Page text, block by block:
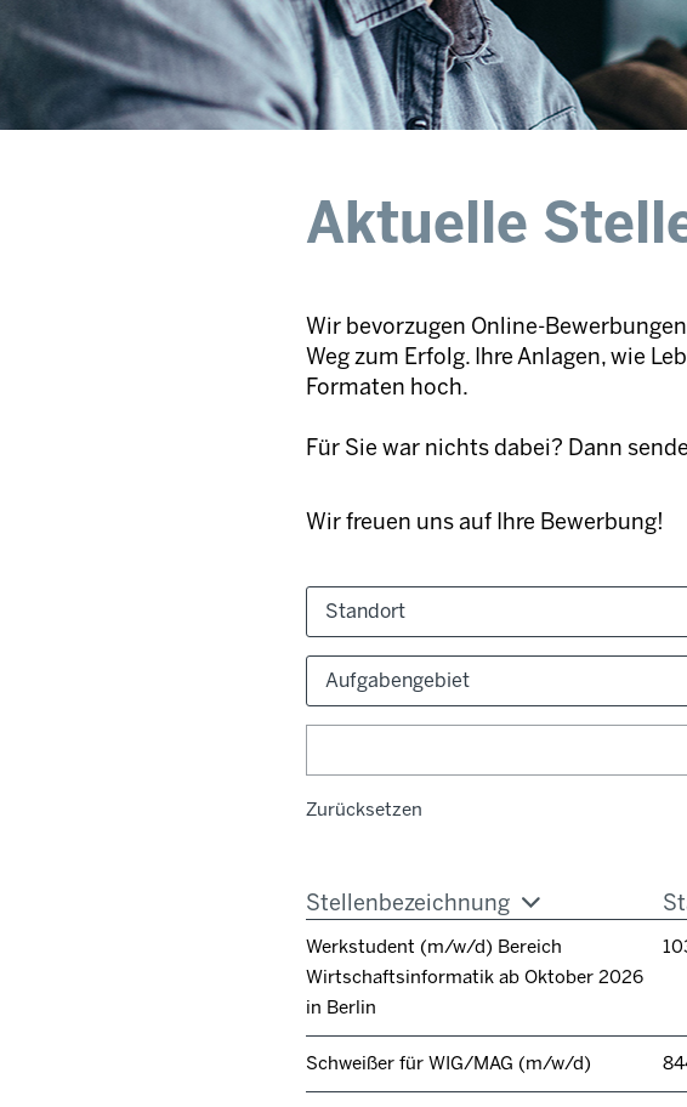
Aktuelle
Wir bevorzugen Online-
Weg zum Erfolg. Ihre Anlagen, wie
Formaten hoch.
Für Sie war nichts dabei? Dann
Wir freuen uns auf Ihre Bewerbung!
Standort
Aufgabengebiet
Zurücksetzen
Stellenbezeichnung
Werkstudent (m/w/d) Bereich
Wirtschaftsinformatik ab Oktober 2026
in Berlin
Schweißer für WIG/MAG (m/w/d)